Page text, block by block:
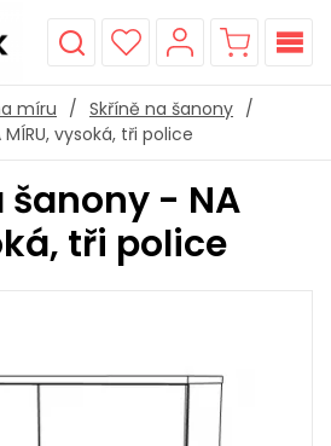
míru / Skříně na šanony /
vysoká, tři police
šanony - NA
tři police